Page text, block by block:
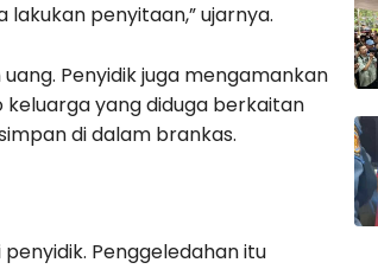
penyitaan,” ujarnya.
Penyidik juga mengamankan
yang diduga berkaitan
di dalam brankas.
Penggeledahan itu